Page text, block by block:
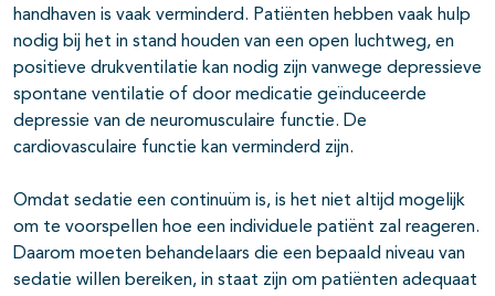
handhaven is vaak verminderd. Patiënten hebben vaak hulp
nodig bij het in stand houden van een open luchtweg, en
positieve drukventilatie kan nodig zijn vanwege depressieve
spontane ventilatie of door medicatie geïnduceerde
depressie van de neuromusculaire functie. De
cardiovasculaire functie kan verminderd zijn.
Omdat sedatie een continuüm is, is het niet altijd mogelijk
om te voorspellen hoe een individuele patiënt zal reageren.
Daarom moeten behandelaars die een bepaald niveau van
sedatie willen bereiken, in staat zijn om patiënten adequaat